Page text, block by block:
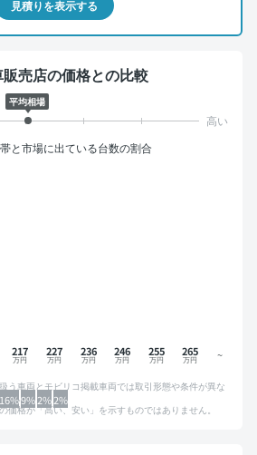
見積りを表示する
売店の価格との比較
平均相場
と市場に出ている台数の割合
16%9%2%2%
217 227 236 246 255 265
う車両とモビリコ掲載車両では取引形態や条件が異な
す。
価格が「高い、安い」を示すものではありません。